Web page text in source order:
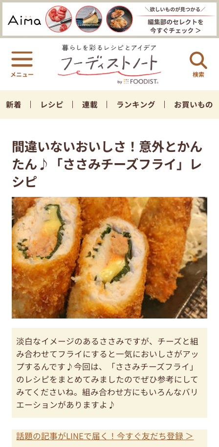
検索
新着 レシピ 連載 ランキング お買いもの
間違いないおいしさ！意外とかん
たん♪「ささみチーズフライ」レ
シピ
淡白なイメージのあるささみですが、チーズと組
み合わせてフライにすると一気においしさがアッ
プするんです♪今回は、「ささみチーズフライ」
のレシピをまとめてみましたのでぜひ参考にして
みてくださいね。組み合わせ方にもいろんなバリ
エーションがありますよ♪
話題の記事がLINEで届く！今すぐ友だち登録 ＞